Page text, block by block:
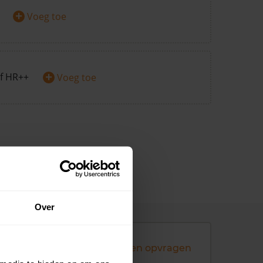
Over
+ Voeg toe
HR++ + Voeg toe
Andere koopsommen opvragen